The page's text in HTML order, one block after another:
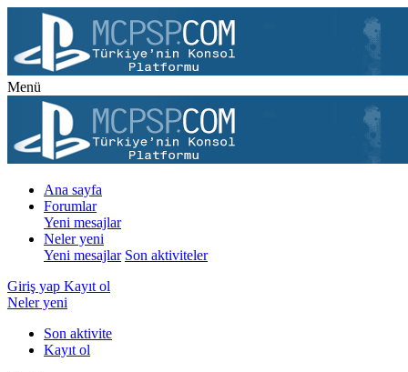
Menü
Ana sayfa
Forumlar
Yeni mesajlar
Neler yeni
Yeni mesajlar Son aktiviteler
Giriş yap Kayıt ol
Neler yeni
Son aktivite
Kayıt ol